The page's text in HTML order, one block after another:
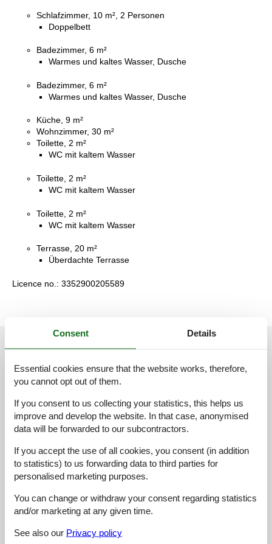
Schlafzimmer, 10 m², 2 Personen
Doppelbett
Badezimmer, 6 m²
Warmes und kaltes Wasser, Dusche
Badezimmer, 6 m²
Warmes und kaltes Wasser, Dusche
Küche, 9 m²
Wohnzimmer, 30 m²
Toilette, 2 m²
WC mit kaltem Wasser
Toilette, 2 m²
WC mit kaltem Wasser
Toilette, 2 m²
WC mit kaltem Wasser
Terrasse, 20 m²
Überdachte Terrasse
Licence no.: 3352900205589
4,0
2 external reviews
4,0 august 2025
Checkin: 5 Cleaning: 3 Comfort:
Facilities:
5 Location:
General:
Wir haben uns im Haus sehr wohl gefühlt. Der Garten und der
Pool sind sehr schön und der Wohnbereich äußerst großzügig
das Haus sonst sehr gut ausgestattet ist. Auch
Consent Details
Essential cookies ensure that the website works, therefore,
you cannot opt out of them.
If you consent to us collecting your statistics, this helps us
improve and develop the website. In that case, anonymised
data will be forwarded to our subcontractors.
If you accept the use of all cookies, you consent (in addition
to statistics) to us forwarding data to third parties for
personalised marketing purposes.
You can change or withdraw your consent regarding statistics
and/or marketing at any given time.
See also our Privacy policy